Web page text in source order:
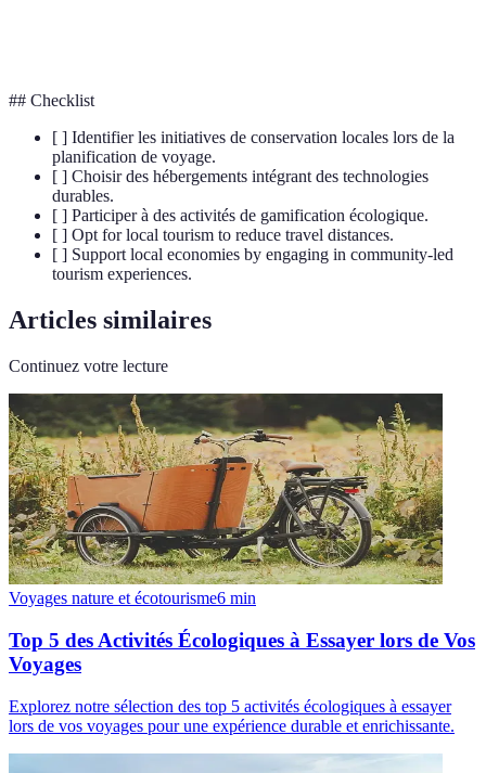
## Checklist
[ ] Identifier les initiatives de conservation locales lors de la
planification de voyage.
[ ] Choisir des hébergements intégrant des technologies
durables.
[ ] Participer à des activités de gamification écologique.
[ ] Opt for local tourism to reduce travel distances.
[ ] Support local economies by engaging in community-led
tourism experiences.
Articles similaires
Continuez votre lecture
Voyages nature et écotourisme6 min
Top 5 des Activités Écologiques à Essayer lors de Vos
Voyages
Explorez notre sélection des top 5 activités écologiques à essayer
lors de vos voyages pour une expérience durable et enrichissante.